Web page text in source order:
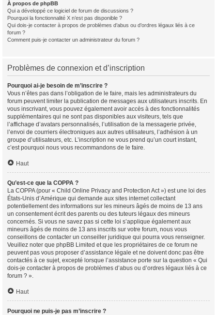
À propos de phpBB
Qui a développé ce logiciel de forum de discussions ?
Pourquoi la fonctionnalité X n’est pas disponible ?
Qui dois-je contacter à propos de problèmes d’abus ou d’ordres légaux liés à ce
forum ?
Comment puis-je contacter un administrateur du forum ?
Problèmes de connexion et d’inscription
Pourquoi ai-je besoin de m’inscrire ?
Vous n’êtes pas dans l’obligation de le faire, mais les administrateurs du
forum peuvent limiter la publication de messages aux utilisateurs inscrits. En
vous inscrivant, vous pouvez également avoir accès à des fonctionnalités
supplémentaires qui ne sont pas disponibles aux visiteurs, tels que
l’affichage d’avatars personnalisés, l’utilisation de la messagerie privée,
l’envoi de courriers électroniques aux autres utilisateurs, l’adhésion à un
groupe d’utilisateurs, etc. L’inscription ne vous prend qu’un court instant,
c’est pourquoi nous vous recommandons de le faire.
Haut
Qu’est-ce que la COPPA ?
La COPPA (pour « Child Online Privacy and Protection Act ») est une loi des
États-Unis d’Amérique qui demande aux sites internet collectant
potentiellement des informations sur les mineurs âgés de moins de 13 ans
un consentement écrit des parents ou des tuteurs légaux des mineurs
concernés. Si vous ne savez pas si cette loi s’applique également aux
mineurs âgés de moins de 13 ans inscrits sur votre forum, nous vous
conseillons de contacter un conseiller juridique qui pourra vous renseigner.
Veuillez noter que phpBB Limited et que les propriétaires de ce forum ne
peuvent pas vous proposer d’assistance légale et ne doivent donc pas être
contactés à ce sujet, excepté lorsque l’assistance porte sur la question « Qui
dois-je contacter à propos de problèmes d’abus ou d’ordres légaux liés à ce
forum ? ».
Haut
Pourquoi ne puis-je pas m’inscrire ?